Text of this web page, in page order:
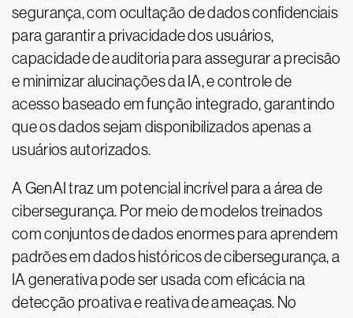
segurança, com ocultação de dados confidenciais
para garantir a privacidade dos usuários,
capacidade de auditoria para assegurar a precisão
e minimizar alucinações da IA, e controle de
acesso baseado em função integrado, garantindo
que os dados sejam disponibilizados apenas a
usuários autorizados.
A GenAI traz um potencial incrível para a área de
cibersegurança. Por meio de modelos treinados
com conjuntos de dados enormes para aprendem
padrões em dados históricos de cibersegurança, a
IA generativa pode ser usada com eficácia na
detecção proativa e reativa de ameaças. No